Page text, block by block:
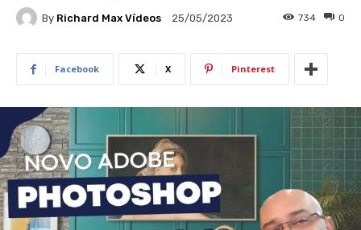
By Richard Max Vídeos 25/05/2023 0
734
Facebook X Pinterest